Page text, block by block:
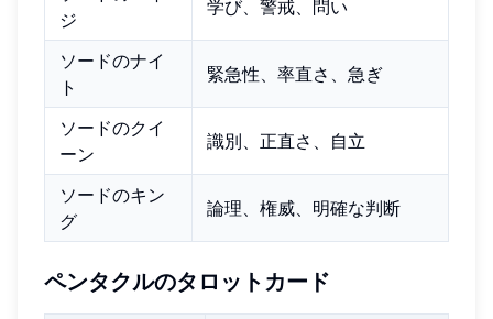
ジ
学び、警戒、問い
ソードのナイ
ト
緊急性、率直さ、急ぎ
ソードのクイ
ーン
識別、正直さ、自立
ソードのキン
グ
論理、権威、明確な判断
ペンタクルのタロットカード